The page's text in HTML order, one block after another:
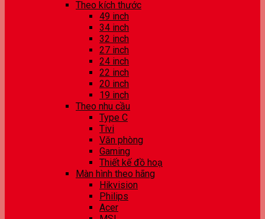
Theo kích thước
49 inch
34 inch
32 inch
27 inch
24 inch
22 inch
20 inch
19 inch
Theo nhu cầu
Type C
Tivi
Văn phòng
Gaming
Thiết kế đồ hoạ
Màn hình theo hãng
Hikvision
Philips
Acer